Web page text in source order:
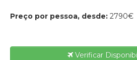
Preço por pessoa, desde: 2790€
Verificar